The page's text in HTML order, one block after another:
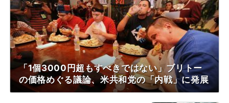
「1個3000円超もすべきではない」ブリトー
の価格めぐる議論、米共和党の「内戦」に発展